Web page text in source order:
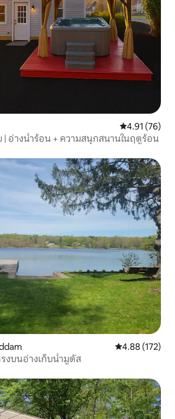
คะแนนเฉลี่ย
4.91 (76)
อ่างน้ำร้อน + ความสนุกสนานในฤดูร้อน
คะแนนเฉลี่ย
4.88 (172)
งบนอ่างเก็บน้ำมูดัส